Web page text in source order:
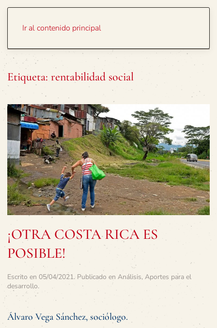
Ir al contenido principal
Etiqueta: rentabilidad social
¡OTRA COSTA RICA ES
POSIBLE!
Escrito en 05/04/2021. Publicado en Análisis, Aportes para el
desarrollo.
Álvaro Vega Sánchez, sociólogo.